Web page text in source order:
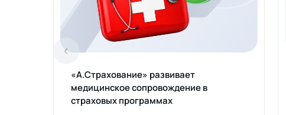
«А.Страхование» развивает
медицинское сопровождение в
страховых программах